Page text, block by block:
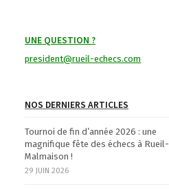
UNE QUESTION ?
president@rueil-echecs.com
NOS DERNIERS ARTICLES
Tournoi de fin d’année 2026 : une
magnifique fête des échecs à Rueil-
Malmaison !
29 JUIN 2026